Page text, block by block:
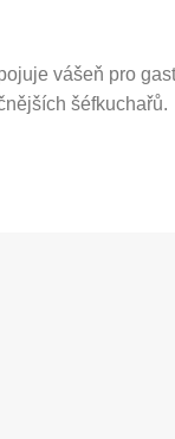
vášeň pro
šéfkuchařů.